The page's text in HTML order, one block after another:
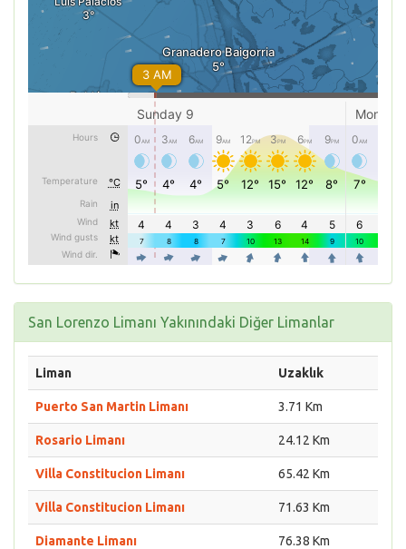
San Lorenzo Limanı Yakınındaki Diğer Limanlar
Liman Uzaklık
Puerto San Martin Limanı 3.71 Km
Rosario Limanı 24.12 Km
Villa Constitucion Limanı 65.42 Km
Villa Constitucion Limanı 71.63 Km
Diamante Limanı 76.38 Km